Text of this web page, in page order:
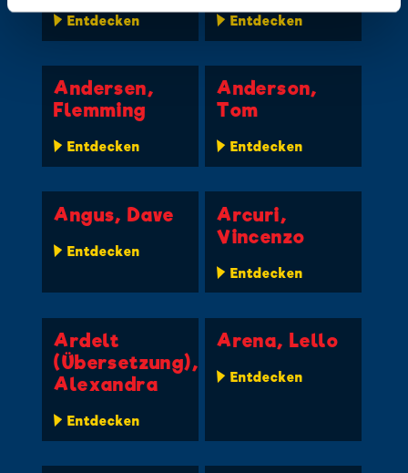
Entdecken Entdecken
Andersen,
Flemming
Entdecken
Anderson,
Tom
Entdecken
Angus, Dave
Entdecken
Arcuri,
Vincenzo
Entdecken
Ardelt
(Übersetzung),
Alexandra
Entdecken
Arena, Lello
Entdecken